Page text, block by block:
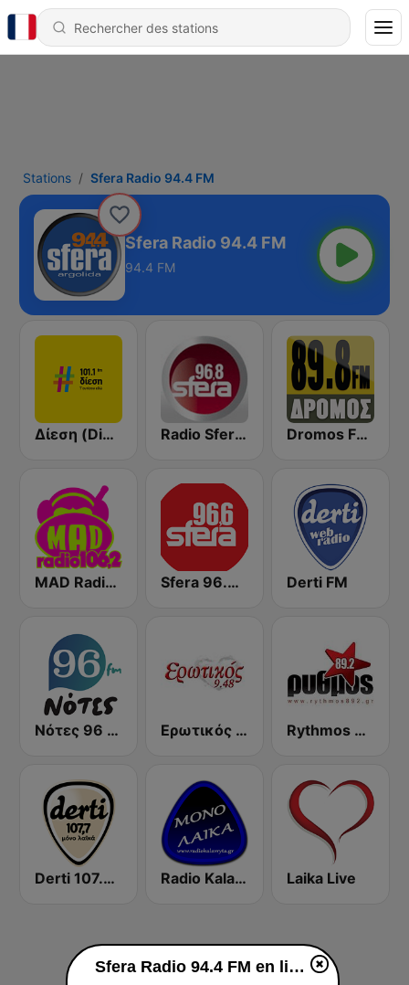
Stations Sfera Radio 94.4 FM
Sfera Radio 94.4 FM
94.4 FM
Δίεση (Diesi) Radio Sfera 96.8 FM Dromos FM - ΔΡΟΜΟΣ 89.8
MAD Radio 106.2 FM Sfera 96.6 FM Derti FM
Νότες 96 FM - απλά ελληνικά! Ερωτικός FM Rythmos 89.2 FM
Derti 107.7 FM Radio Kalavryta Καλάβρυτα Laika Live
Sfera Radio 94.4 FM en ligne